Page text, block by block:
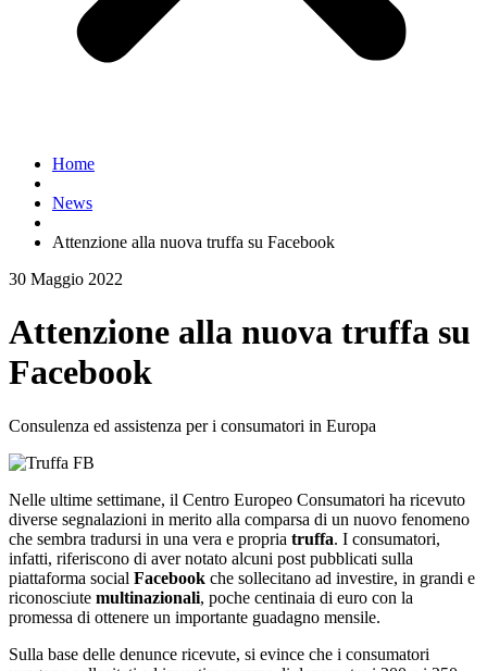
Home
News
Attenzione alla nuova truffa su Facebook
30 Maggio 2022
Attenzione alla nuova truffa su
Facebook
Consulenza ed assistenza per i consumatori in Europa
Nelle ultime settimane, il Centro Europeo Consumatori ha ricevuto
diverse segnalazioni in merito alla comparsa di un nuovo fenomeno
che sembra tradursi in una vera e propria truffa. I consumatori,
infatti, riferiscono di aver notato alcuni post pubblicati sulla
piattaforma social Facebook che sollecitano ad investire, in grandi e
riconosciute multinazionali, poche centinaia di euro con la
promessa di ottenere un importante guadagno mensile.
Sulla base delle denunce ricevute, si evince che i consumatori